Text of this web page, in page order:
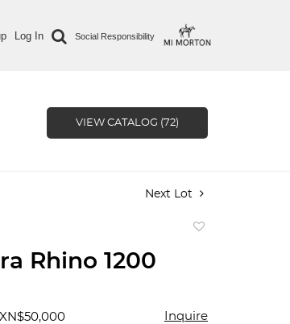
Log In Social Responsibility
VIEW CATALOG (72)
Next Lot
Rhino 1200
Inquire